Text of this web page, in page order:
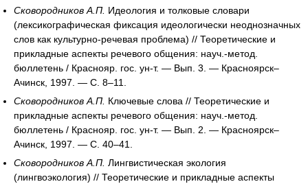
Сковородников А.П. Идеология и толковые словари
(лексикографическая фиксация идеологически неоднозначных
слов как культурно-речевая проблема) // Теоретические и
прикладные аспекты речевого общения: науч.-метод.
бюллетень / Краснояр. гос. ун-т. — Вып. 3. — Красноярск–
Ачинск, 1997. — С. 8–11.
Сковородников А.П. Ключевые слова // Теоретические и
прикладные аспекты речевого общения: науч.-метод.
бюллетень / Краснояр. гос. ун-т. — Вып. 2. — Красноярск–
Ачинск, 1997. — С. 40–41.
Сковородников А.П. Лингвистическая экология
(лингвоэкология) // Теоретические и прикладные аспекты